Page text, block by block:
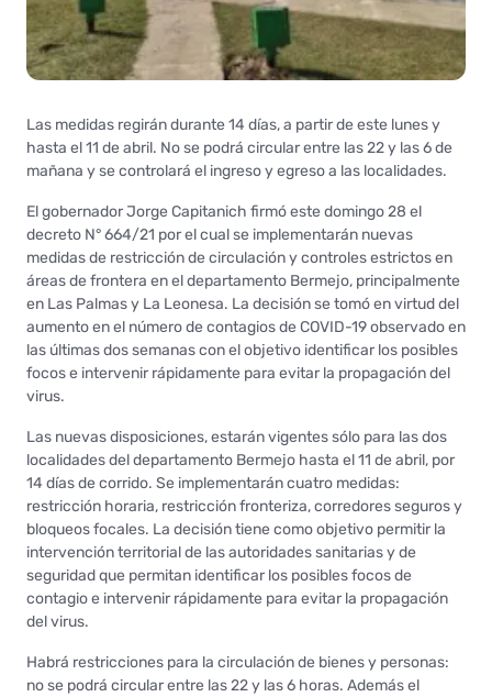
Las medidas regirán durante 14 días, a partir de este lunes y
hasta el 11 de abril. No se podrá circular entre las 22 y las 6 de
mañana y se controlará el ingreso y egreso a las localidades.
El gobernador Jorge Capitanich firmó este domingo 28 el
decreto N° 664/21 por el cual se implementarán nuevas
medidas de restricción de circulación y controles estrictos en
áreas de frontera en el departamento Bermejo, principalmente
en Las Palmas y La Leonesa. La decisión se tomó en virtud del
aumento en el número de contagios de COVID-19 observado en
las últimas dos semanas con el objetivo identificar los posibles
focos e intervenir rápidamente para evitar la propagación del
virus.
Las nuevas disposiciones, estarán vigentes sólo para las dos
localidades del departamento Bermejo hasta el 11 de abril, por
14 días de corrido. Se implementarán cuatro medidas:
restricción horaria, restricción fronteriza, corredores seguros y
bloqueos focales. La decisión tiene como objetivo permitir la
intervención territorial de las autoridades sanitarias y de
seguridad que permitan identificar los posibles focos de
contagio e intervenir rápidamente para evitar la propagación
del virus.
Habrá restricciones para la circulación de bienes y personas:
no se podrá circular entre las 22 y las 6 horas. Además el